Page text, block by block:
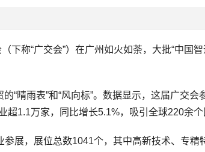
称“广交会”）在广州如火如荼，大批“中国智
晴雨表”和“风向标”。数据显示，这届广交会
1.1万家，同比增长5.1%，吸引全球220余个
，展位总数1041个，其中高新技术、专精